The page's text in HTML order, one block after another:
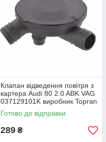
Клапан відведення повітря з
картера Audi 80 2.0 ABK VAG
037129101K виробник Topran
Німеччина
Готово до відправки
289 ₴